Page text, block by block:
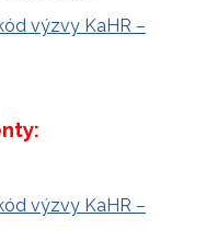
výzvy KaHR –
výzvy KaHR –